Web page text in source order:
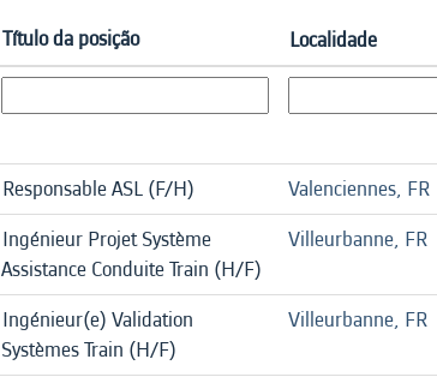
Título da posição Localidade
Responsable ASL (F/H)
Valenciennes, FR
Ingénieur Projet Système
Assistance Conduite Train (H/F)
Villeurbanne, FR
Ingénieur(e) Validation
Systèmes Train (H/F)
Villeurbanne, FR